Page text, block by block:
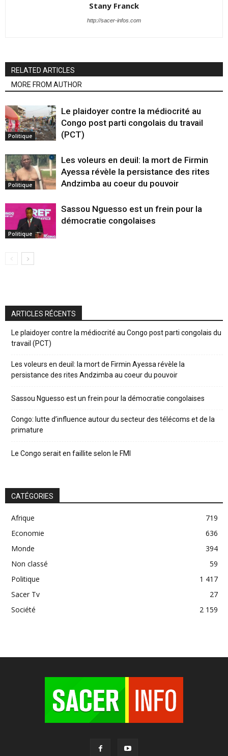
Stany Franck
http://sacer-infos.com
RELATED ARTICLES
MORE FROM AUTHOR
Politique
Le plaidoyer contre la médiocrité au
Congo post parti congolais du travail
(PCT)
Politique
Les voleurs en deuil: la mort de Firmin
Ayessa révèle la persistance des rites
Andzimba au coeur du pouvoir
Politique
Sassou Nguesso est un frein pour la
démocratie congolaises
ARTICLES RÉCENTS
Le plaidoyer contre la médiocrité au Congo post parti congolais du
travail (PCT)
Les voleurs en deuil: la mort de Firmin Ayessa révèle la
persistance des rites Andzimba au coeur du pouvoir
Sassou Nguesso est un frein pour la démocratie congolaises
Congo: lutte d’influence autour du secteur des télécoms et de la
primature
Le Congo serait en faillite selon le FMI
CATÉGORIES
Afrique
719
Economie
636
Monde
394
Non classé
59
Politique
1 417
Sacer Tv
27
Société
2 159